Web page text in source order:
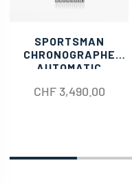
SPORTSMAN
CHRONOGRAPHE
AUTOMATIC
CHF3,490.00